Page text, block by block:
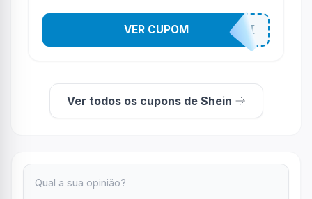
SHEINGI
VER CUPOM
Ver todos os cupons de Shein